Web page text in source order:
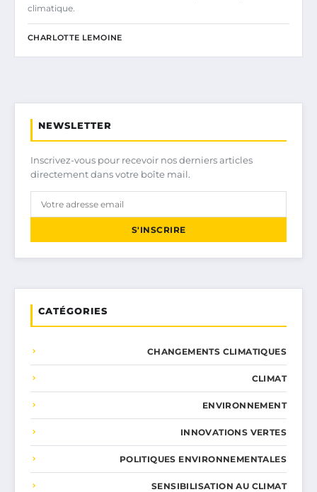
climatique.
CHARLOTTE LEMOINE
NEWSLETTER
Inscrivez-vous pour recevoir nos derniers articles
directement dans votre boîte mail.
S'INSCRIRE
CATÉGORIES
CHANGEMENTS CLIMATIQUES
CLIMAT
ENVIRONNEMENT
INNOVATIONS VERTES
POLITIQUES ENVIRONNEMENTALES
SENSIBILISATION AU CLIMAT